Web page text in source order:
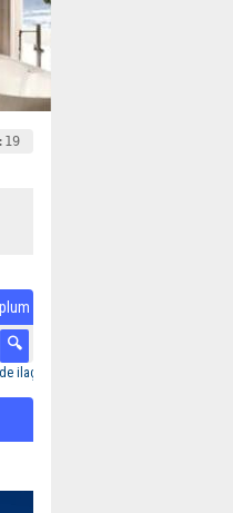
çalışmaları sürüyor